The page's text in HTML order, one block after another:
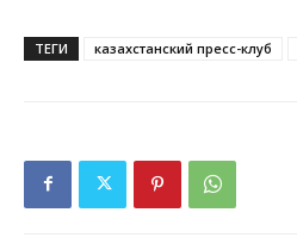
ТЕГИ казахстанский пресс-клуб